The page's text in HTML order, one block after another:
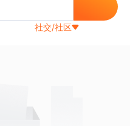
社交/社区